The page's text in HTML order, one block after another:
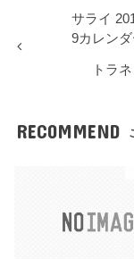
サライ
9カレンダ
トラ
RECOMMEND